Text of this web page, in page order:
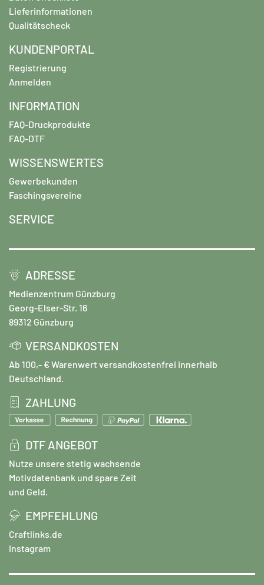
Lieferinformationen
Qualitätscheck
KUNDENPORTAL
Registrierung
Anmelden
INFORMATION
FAQ-Druckprodukte
FAQ-DTF
WISSENSWERTES
Gewerbekunden
Faschingsvereine
SERVICE
ADRESSE
Medienzentrum Günzburg
Georg-Elser-Str. 16
89312 Günzburg
VERSANDKOSTEN
Ab 100,- € Warenwert versandkostenfrei innerhalb
Deutschland.
ZAHLUNG
DTF ANGEBOT
Nutze unsere stetig wachsende
Motivdatenbank und spare Zeit
und Geld.
EMPFEHLUNG
Craftlinks.de
Instagram